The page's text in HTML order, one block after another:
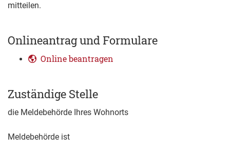
mitteilen.
Onlineantrag und Formulare
Online beantragen
Zuständige Stelle
die Meldebehörde Ihres Wohnorts
Meldebehörde ist